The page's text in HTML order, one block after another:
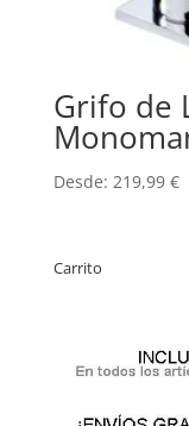
Grifo de
Desde: 219,99 €
Carrito